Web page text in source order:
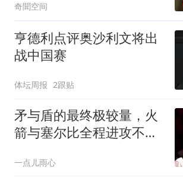
奇聞空间
亨德利点评奥沙利文将出
战中国赛
体坛周报 2跟贴
矛与盾的最终极较量，火
箭与塞尔比全程进攻不防
一点儿雨心